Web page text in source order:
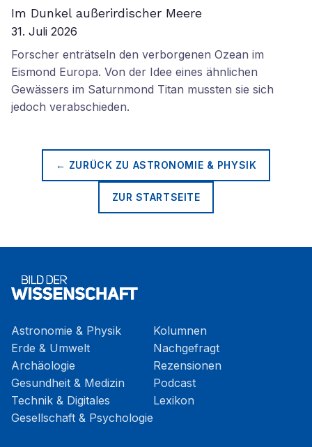
Im Dunkel außerirdischer Meere
31. Juli 2026
Forscher enträtseln den verborgenen Ozean im
Eismond Europa. Von der Idee eines ähnlichen
Gewässers im Saturnmond Titan mussten sie sich
jedoch verabschieden.
← ZURÜCK ZU ASTRONOMIE & PHYSIK
ZUR STARTSEITE
Astronomie & Physik
Erde & Umwelt
Archäologie
Gesundheit & Medizin
Technik & Digitales
Gesellschaft & Psychologie
Kolumnen
Nachgefragt
Rezensionen
Podcast
Lexikon